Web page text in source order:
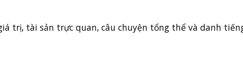
trị, tài sản trực quan, câu chuyện tổng thể và danh